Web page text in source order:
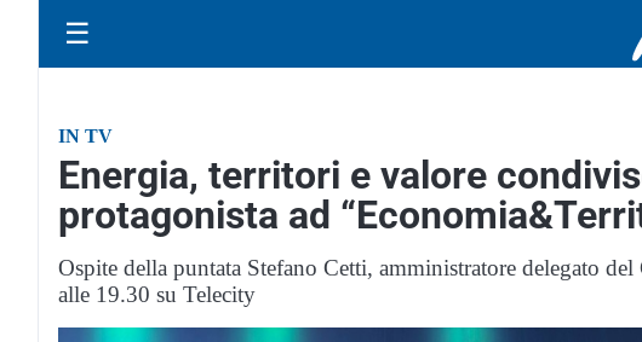
☰
IN TV
Energia, territori e valore
protagonista ad
Ospite della puntata Stefano Cetti, amministratore delegato
alle 19.30 su Telecity